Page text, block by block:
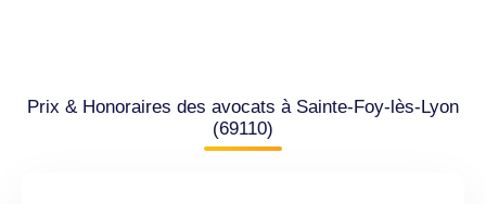
Prix & Honoraires des avocats à Sainte-Foy-lès-Lyon
(69110)